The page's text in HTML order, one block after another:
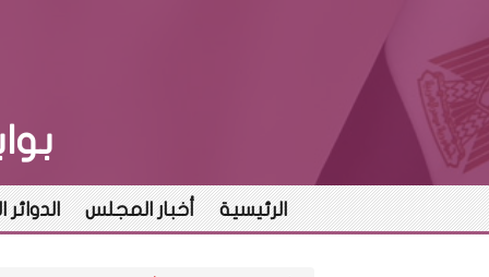
الرئيسية أخبار المجلس الدوائر